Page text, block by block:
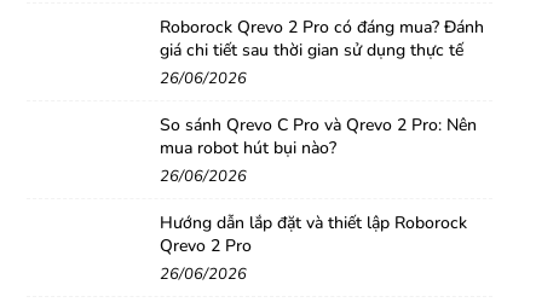
Roborock Qrevo 2 Pro có đáng mua? Đánh
giá chi tiết sau thời gian sử dụng thực tế
26/06/2026
So sánh Qrevo C Pro và Qrevo 2 Pro: Nên
mua robot hút bụi nào?
26/06/2026
Hướng dẫn lắp đặt và thiết lập Roborock
Qrevo 2 Pro
26/06/2026